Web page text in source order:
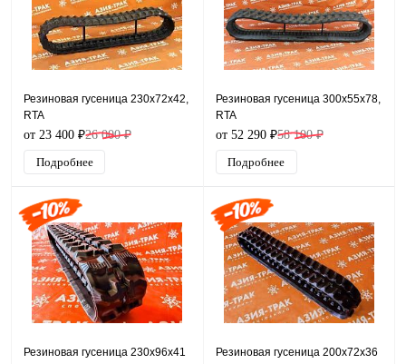
Резиновая гусеница 230x72x42,
RTA
от 23 400 ₽26 000 ₽
Подробнее
Резиновая гусеница 300x55x78,
RTA
от 52 290 ₽58 100 ₽
Подробнее
Резиновая гусеница 230x96x41 Резиновая гусеница 200x72x36